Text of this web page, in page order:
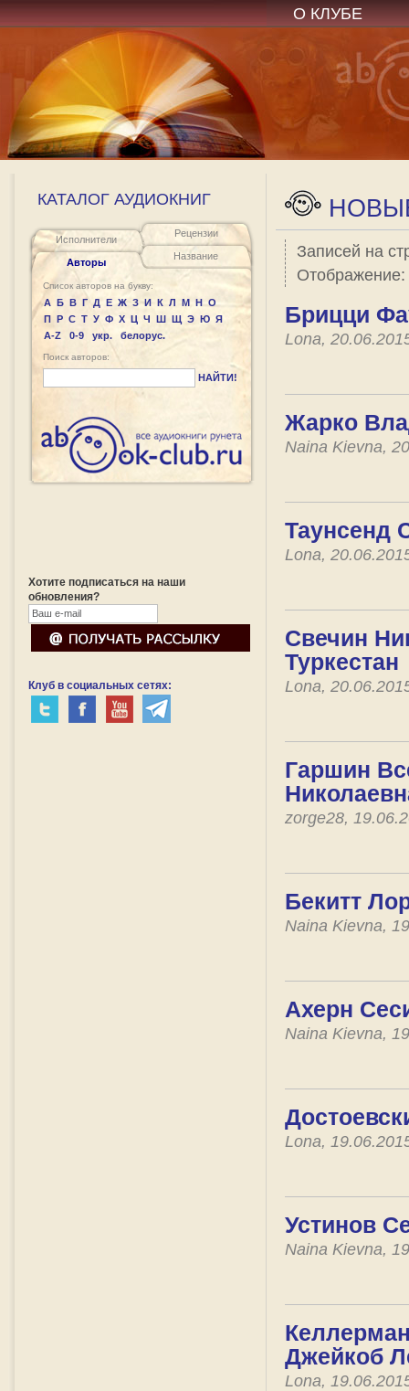
О КЛУБЕ
КАТАЛОГ АУДИОКНИГ
Исполнители
Авторы
Рецензии
Название
Список авторов на букву:
А Б В Г Д Е Ж З И К Л М Н О
П Р С Т У Ф Х Ц Ч Ш Щ Э Ю Я
A-Z
0-9 укр. белорус.
Поиск авторов:
НАЙТИ!
Хотите подписаться на наши
обновления?
Клуб в социальных сетях:
Записей на
Отображение:
Брицци
Lona,
Жарко
Naina Kievna,
Таунсенд
Lona,
Свечин
Туркестан
Lona,
Гаршин
zorge28,
Бекитт
Naina Kievna,
Ахерн
Naina Kievna,
Lona,
Устинов
Naina Kievna,
Джейкоб
Lona,